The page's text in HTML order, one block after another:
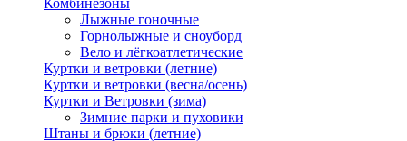
Комбинезоны
Лыжные гоночные
Горнолыжные и сноуборд
Вело и лёгкоатлетические
Куртки и ветровки (летние)
Куртки и ветровки (весна/осень)
Куртки и Ветровки (зима)
Зимние парки и пуховики
Штаны и брюки (летние)